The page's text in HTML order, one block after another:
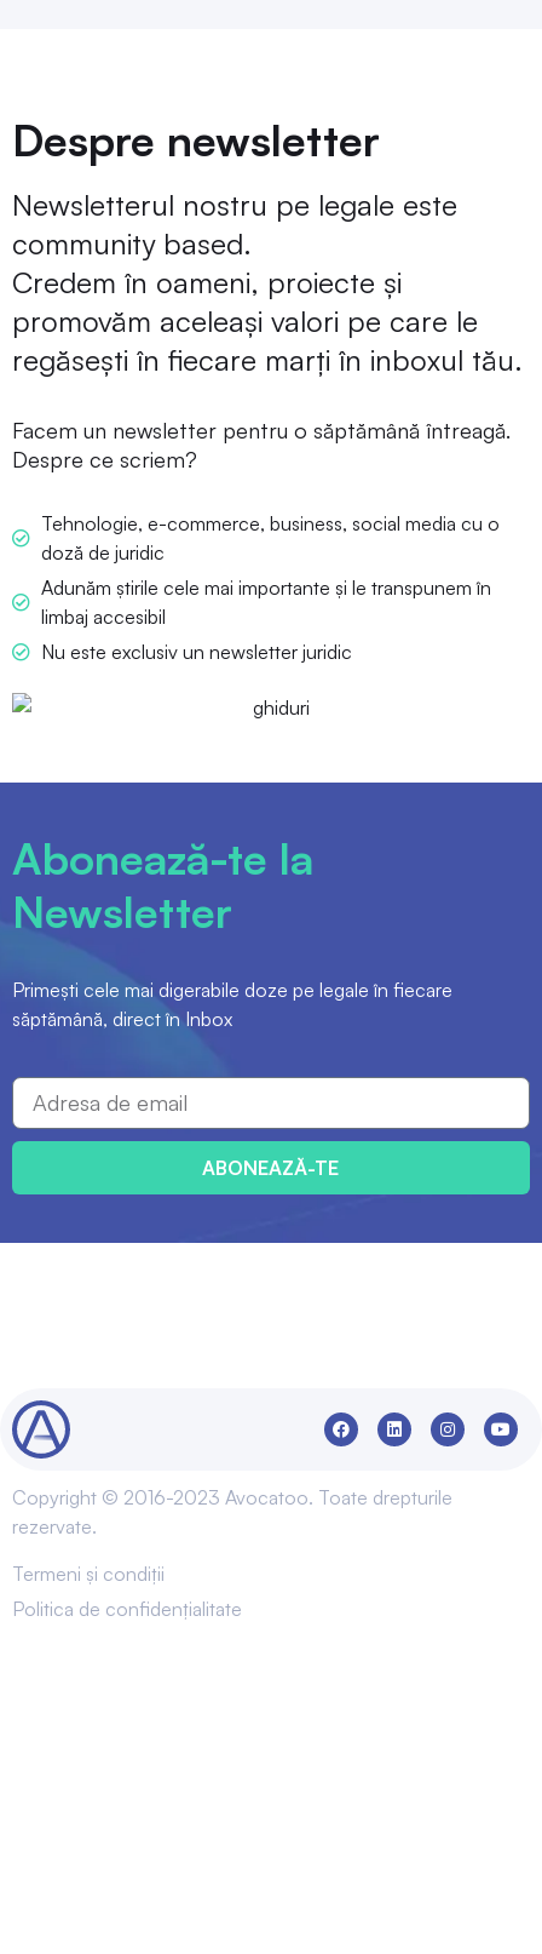
Despre newsletter
Newsletterul nostru pe legale este
community based.
Credem în oameni, proiecte și
promovăm aceleași valori pe care le
regăsești în fiecare marți în inboxul tău.
Facem un newsletter pentru o săptămână întreagă.
Despre ce scriem?
Tehnologie, e-commerce, business, social media cu o
doză de juridic
Adunăm știrile cele mai importante și le transpunem în
limbaj accesibil
Nu este exclusiv un newsletter juridic
Abonează-te la
Newsletter
Primești cele mai digerabile doze pe legale în fiecare
săptămână, direct în Inbox
ABONEAZĂ-TE
Copyright © 2016-2023 Avocatoo. Toate drepturile
rezervate.
Termeni și condiții
Politica de confidențialitate